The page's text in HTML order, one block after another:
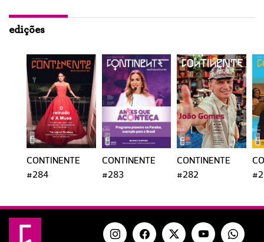
edições
CONTINENTE
#284
CONTINENTE
#283
CONTINENTE
#282